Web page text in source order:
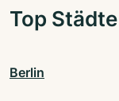
Top Städte
Berlin